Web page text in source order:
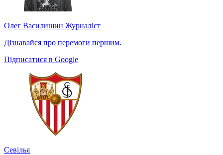
Олег Василишин Журналіст
Дізнавайся про перемоги першим.
Підписатися в Google
Севілья